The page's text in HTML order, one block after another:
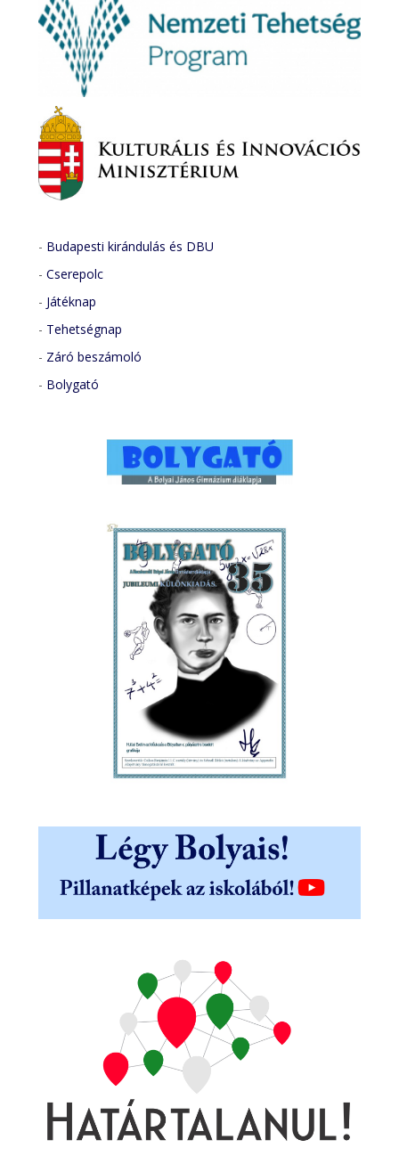
- Budapesti kirándulás és DBU
-Cserepolc
- Játéknap
- Tehetségnap
- Záró beszámoló
- Bolygató